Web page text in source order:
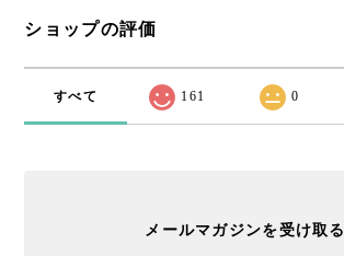
ショップの評価
すべて 161 0
メールマガジンを受け取る